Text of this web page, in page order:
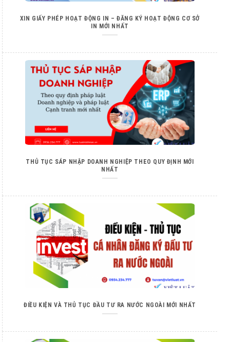
XIN GIẤY PHÉP HOẠT ĐỘNG IN – ĐĂNG KÝ HOẠT ĐỘNG CƠ SỞ
IN MỚI NHẤT
THỦ TỤC SÁP NHẬP DOANH NGHIỆP THEO QUY ĐỊNH MỚI
NHẤT
ĐIỀU KIỆN VÀ THỦ TỤC ĐẦU TƯ RA NƯỚC NGOÀI MỚI NHẤT